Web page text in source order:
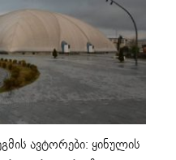
ავტორები: ყინულის